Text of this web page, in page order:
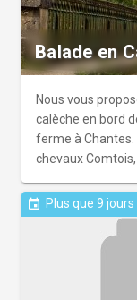
Balade en
Nous vous
calèche en bord
ferme à Chantes.
chevaux
Calèche
mobilité réduite.
jours de l'année
event Plus que 9 jours